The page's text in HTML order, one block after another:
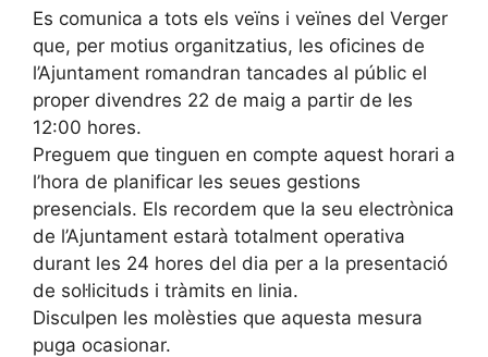
Es comunica a tots els veïns i veïnes del Verger
que, per motius organitzatius, les oficines de
l’Ajuntament romandran tancades al públic el
proper divendres 22 de maig a partir de les
12:00 hores.
Preguem que tinguen en compte aquest horari a
l’hora de planificar les seues gestions
presencials. Els recordem que la seu electrònica
de l’Ajuntament estarà totalment operativa
durant les 24 hores del dia per a la presentació
de sol·licituds i tràmits en linia.
Disculpen les molèsties que aquesta mesura
puga ocasionar.